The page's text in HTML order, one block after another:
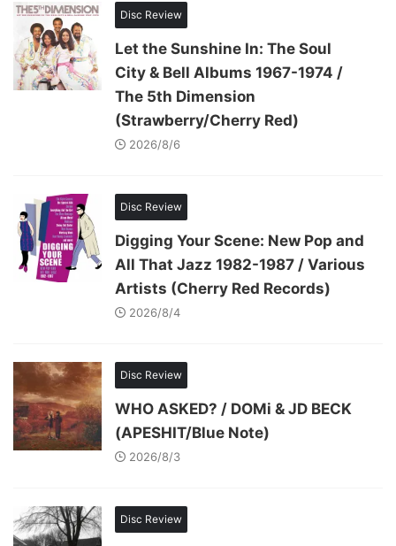
Disc Review
Let the Sunshine In: The Soul
City & Bell Albums 1967-1974 /
The 5th Dimension
(Strawberry/Cherry Red)
2026/8/6
Disc Review
Digging Your Scene: New Pop and
All That Jazz 1982-1987 / Various
Artists (Cherry Red Records)
2026/8/4
Disc Review
WHO ASKED? / DOMi & JD BECK
(APESHIT/Blue Note)
2026/8/3
Disc Review